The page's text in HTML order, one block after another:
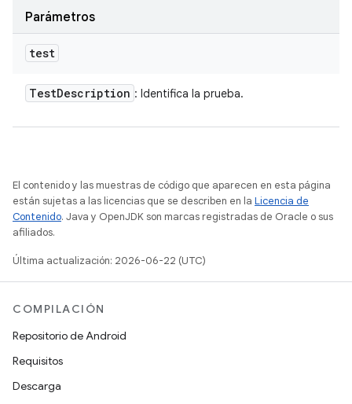
Parámetros
test
TestDescription : Identifica la prueba.
El contenido y las muestras de código que aparecen en esta página
están sujetas a las licencias que se describen en la Licencia de
Contenido. Java y OpenJDK son marcas registradas de Oracle o sus
afiliados.
Última actualización: 2026-06-22 (UTC)
COMPILACIÓN
Repositorio de Android
Requisitos
Descarga